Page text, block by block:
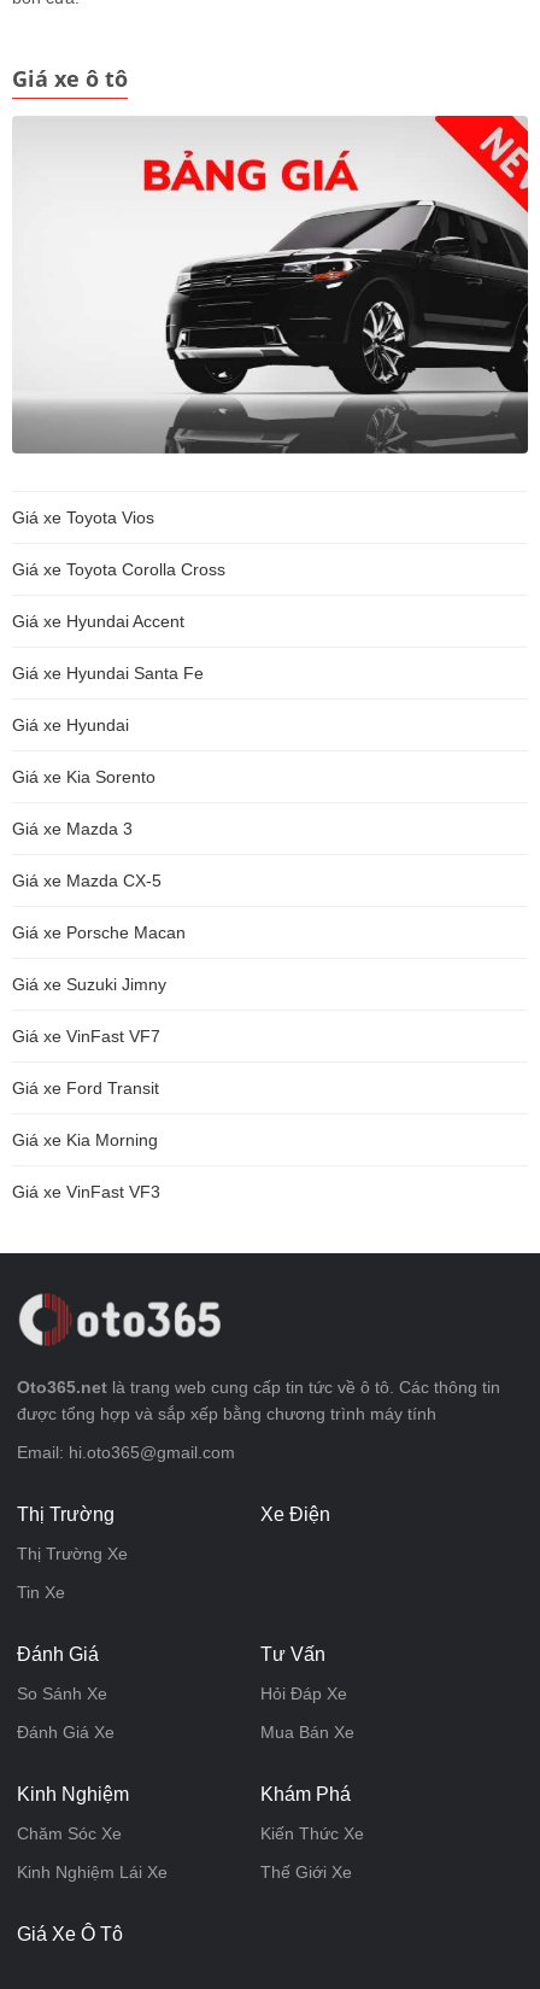
Giá xe ô tô
Giá xe Toyota Vios
Giá xe Toyota Corolla Cross
Giá xe Hyundai Accent
Giá xe Hyundai Santa Fe
Giá xe Hyundai
Giá xe Kia Sorento
Giá xe Mazda 3
Giá xe Mazda CX-5
Giá xe Porsche Macan
Giá xe Suzuki Jimny
Giá xe VinFast VF7
Giá xe Ford Transit
Giá xe Kia Morning
Giá xe VinFast VF3
Oto365.net là trang web cung cấp tin tức về ô tô. Các thông tin
được tổng hợp và sắp xếp bằng chương trình máy tính
Email: hi.oto365@gmail.com
Thị Trường
Thị Trường Xe
Tin Xe
Xe Điện
Đánh Giá
So Sánh Xe
Đánh Giá Xe
Tư Vấn
Hỏi Đáp Xe
Mua Bán Xe
Kinh Nghiệm
Chăm Sóc Xe
Kinh Nghiệm Lái Xe
Khám Phá
Kiến Thức Xe
Thế Giới Xe
Giá Xe Ô Tô